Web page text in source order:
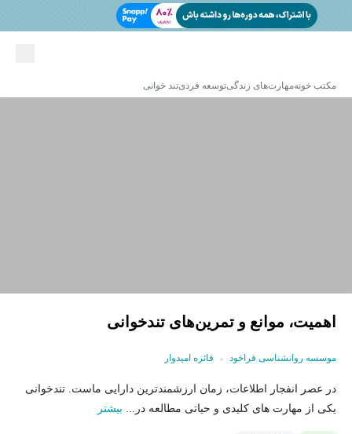
مکتب خونهمهارت‌های زندگیتوسعه فردیتند خوانی
اهمیت، موانع و تمرین‌های تندخوانی
موسسه روانشناسی فراخود فائزه امیدوار
در عصر انفجار اطلاعات، زمان ارزشمندترین دارایی ماست. تندخوانی
یکی از مهارت های کلیدی و حیاتی مطالعه در... بیشتر